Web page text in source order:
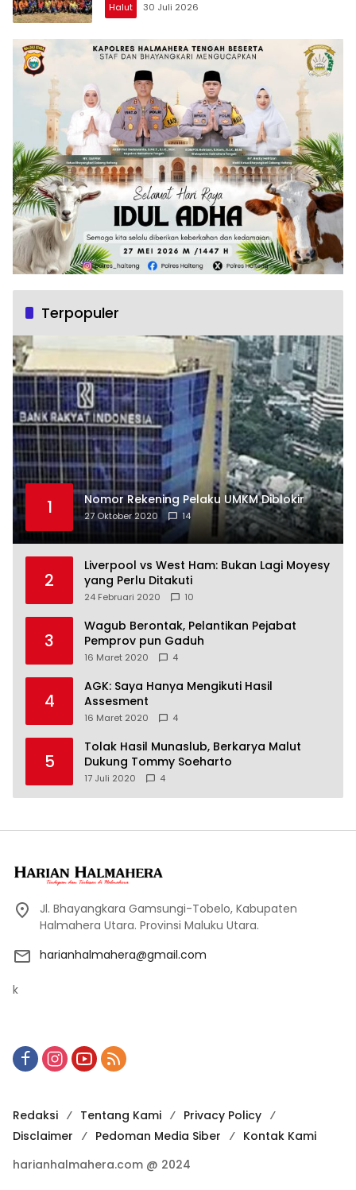
Halut 30 Juli 2026
Terpopuler
1 Nomor Rekening Pelaku UMKM Diblokir
27 Oktober 2020 14
2
Liverpool vs West Ham: Bukan Lagi Moyesy
yang Perlu Ditakuti
24 Februari 2020 10
3
Wagub Berontak, Pelantikan Pejabat
Pemprov pun Gaduh
16 Maret 2020 4
4
AGK: Saya Hanya Mengikuti Hasil
Assesment
16 Maret 2020 4
5
Tolak Hasil Munaslub, Berkarya Malut
Dukung Tommy Soeharto
17 Juli 2020 4
Jl. Bhayangkara Gamsungi-Tobelo, Kabupaten
Halmahera Utara. Provinsi Maluku Utara.
harianhalmahera@gmail.com
k
Redaksi Tentang Kami
Privacy Policy
Disclaimer
Pedoman Media Siber
Kontak Kami
harianhalmahera.com @ 2024